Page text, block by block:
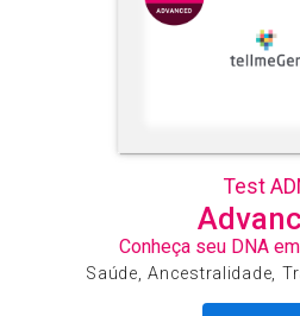
Test
Conheça seu DNA
Saúde, Ancestralidade,